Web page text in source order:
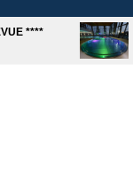
****